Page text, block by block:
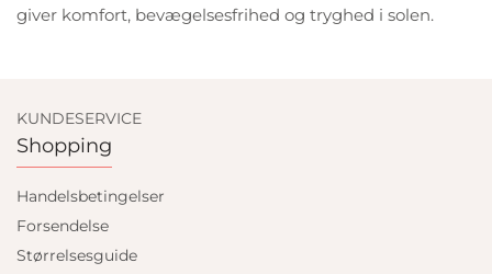
giver komfort, bevægelsesfrihed og tryghed i solen.
KUNDESERVICE
Shopping
Handelsbetingelser
Forsendelse
Størrelsesguide